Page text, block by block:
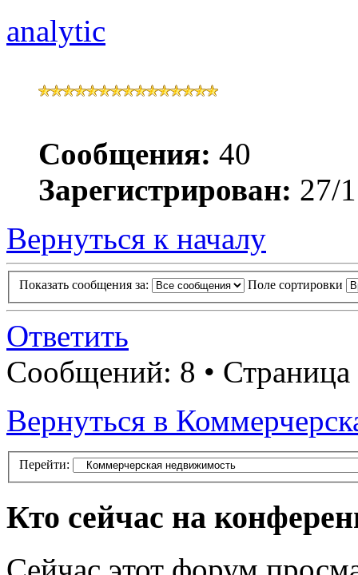
analytic
Сообщения: 40
Зарегистрирован: 27/
Вернуться к началу
Показать сообщения за: Поле сортировки
Ответить
Сообщений: 8 • Страница
Вернуться в
Перейти:
Кто сейчас на